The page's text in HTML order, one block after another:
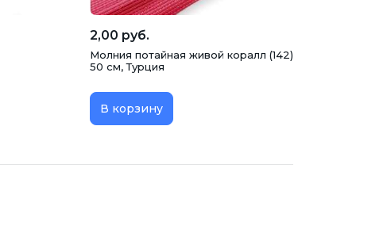
2,00 руб.
Молния потайная живой коралл (142), тип 3,
50 см, Турция
В корзину